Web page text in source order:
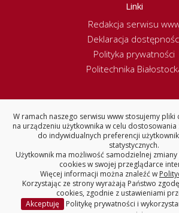
Linki
Redakcja serwisu
Deklaracja
Polityka prywatności
Politechnika
WYDZIAŁ
POLITECHNIKA
ul. Wiejska 45D, 15-351
tel. 85 746 9360 (centrala), fax
REGON: 000001672 NIP: 542-
Copyright © 2025 Politechnika
W ramach naszego serwisu www stosujemy pliki
na urządzeniu użytkownika w celu dostosowania
do indywidualnych preferencji
statystycznych.
Użytkownik ma możliwość samodzielnej
cookies w swojej przeglądarce
Więcej informacji można znaleźć w
Korzystając ze strony wyrażają Państwo
cookies, zgodnie z ustawieniami
Akceptuję
Politykę prywatności i